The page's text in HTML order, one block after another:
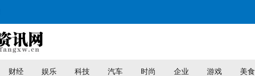
财经 娱乐 科技 汽车 时尚 企业 游戏 美食